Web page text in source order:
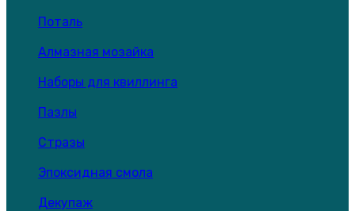
Поталь
Алмазная мозайка
Наборы для квиллинга
Пазлы
Стразы
Эпоксидная смола
Декупаж